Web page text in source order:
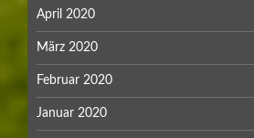
April 2020
März 2020
Februar 2020
Januar 2020